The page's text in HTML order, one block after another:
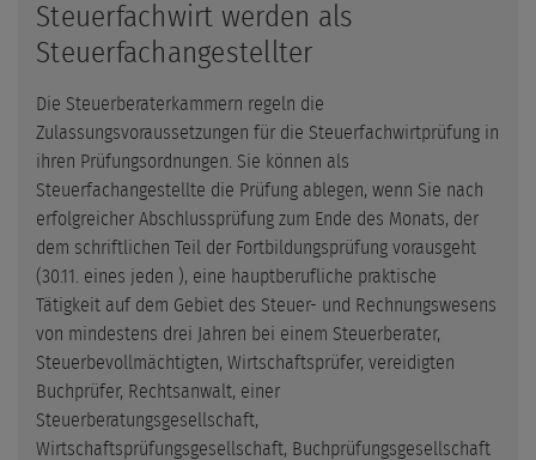
Steuerfachwirt werden als
Steuerfachangestellter
Die Steuerberaterkammern regeln die
Zulassungsvoraussetzungen für die Steuerfachwirtprüfung in
ihren Prüfungsordnungen. Sie können als
Steuerfachangestellte die Prüfung ablegen, wenn Sie nach
erfolgreicher Abschlussprüfung zum Ende des Monats, der
dem schriftlichen Teil der Fortbildungsprüfung vorausgeht
(30.11. eines jeden ), eine hauptberufliche praktische
Tätigkeit auf dem Gebiet des Steuer- und Rechnungswesens
von mindestens drei Jahren bei einem Steuerberater,
Steuerbevollmächtigten, Wirtschaftsprüfer, vereidigten
Buchprüfer, Rechtsanwalt, einer
Steuerberatungsgesellschaft,
Wirtschaftsprüfungsgesellschaft, Buchprüfungsgesellschaft